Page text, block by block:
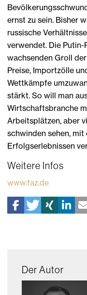
ernst zu sein. Bisher
russische
verwendet. Die
wachsenden Groll
Preise, Importzölle
Wettkämpfe
stärkt. So will man
Wirtschaftsbranche
Arbeitsplätzen, aber
schwinden sehen,
Erfolgserlebnissen
Weitere Infos
www.faz.de
Der Autor